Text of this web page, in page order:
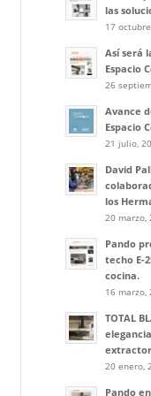
las
17
Así será
Espacio
26
Avance
Espacio
21 julio,
David
los
20 marzo,
Pando
techo E-
cocina.
16 marzo,
TOTAL
20 enero,
Pando